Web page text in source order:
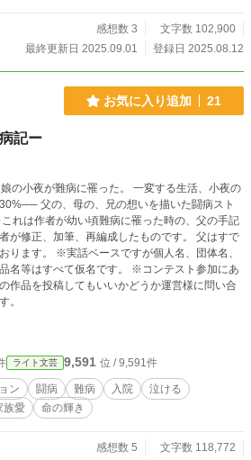
感想数 3
文字数 102,900
最終更新日 2025.09.01
登録日 2025.08.12
お気に入り追加 21
記ー
の小夜が難病に罹った。 一変する生活、小夜の
父の、母の、兄の想いを描いた闘病スト
が修正、加筆、再編成したものです。 父はすで
ります。 ※実話ベースですが個人名、団体名、
名等はすべて仮名です。 ※コンテスト参加にあ
作品を投稿してもいいかどうか運営様に問い合
。
ライト文芸 9,591 位 / 9,591件
ン 闘病 難病 入院
泣ける
族愛 命の輝き
感想数 5
文字数 118,772